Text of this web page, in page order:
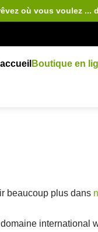
où vous voulez ...
Boutique en
beaucoup plus dans
international